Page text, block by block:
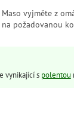
vyjměte z
požadovanou
vynikající s polentou